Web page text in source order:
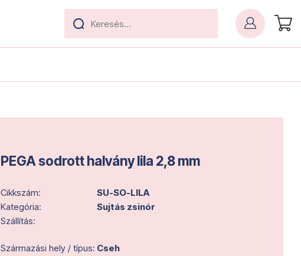
PEGA sodrott halvány lila 2,8 mm
Cikkszám:
SU-SO-LILA
Kategória:
Sujtás zsinór
Szállítás:
Származási hely / típus: Cseh